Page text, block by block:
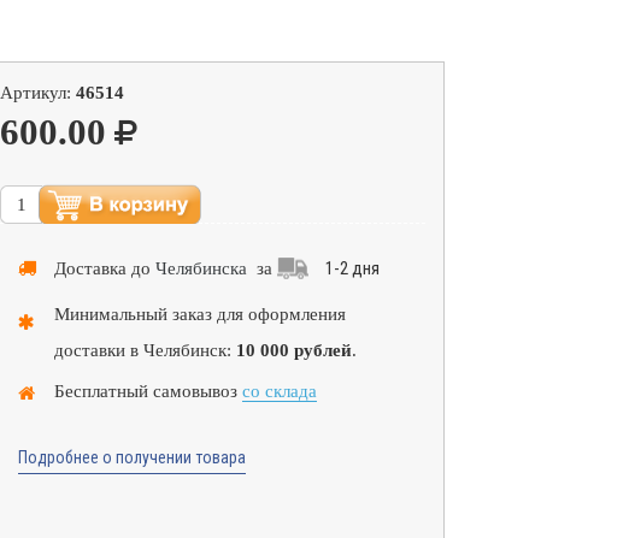
Артикул: 46514
600.00
Доставка до Челябинска за 1-2 дня
Минимальный заказ для оформления
доставки в Челябинск: 10 000 рублей.
Бесплатный самовывоз со склада
Подробнее о получении товара